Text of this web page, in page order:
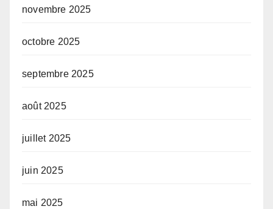
novembre 2025
octobre 2025
septembre 2025
août 2025
juillet 2025
juin 2025
mai 2025